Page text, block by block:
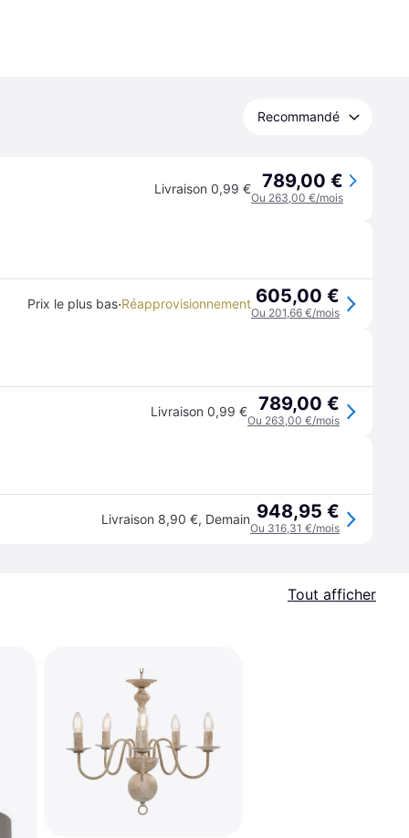
Recommandé
Livraison 0,99 € 789,00 €
Ou 263,00 €/mois
Prix le plus bas·Réapprovisionnement 605,00 €
Ou 201,66 €/mois
Livraison 0,99 € 789,00 €
Ou 263,00 €/mois
Livraison 8,90 €, Demain 948,95 €
Ou 316,31 €/mois
Tout afficher